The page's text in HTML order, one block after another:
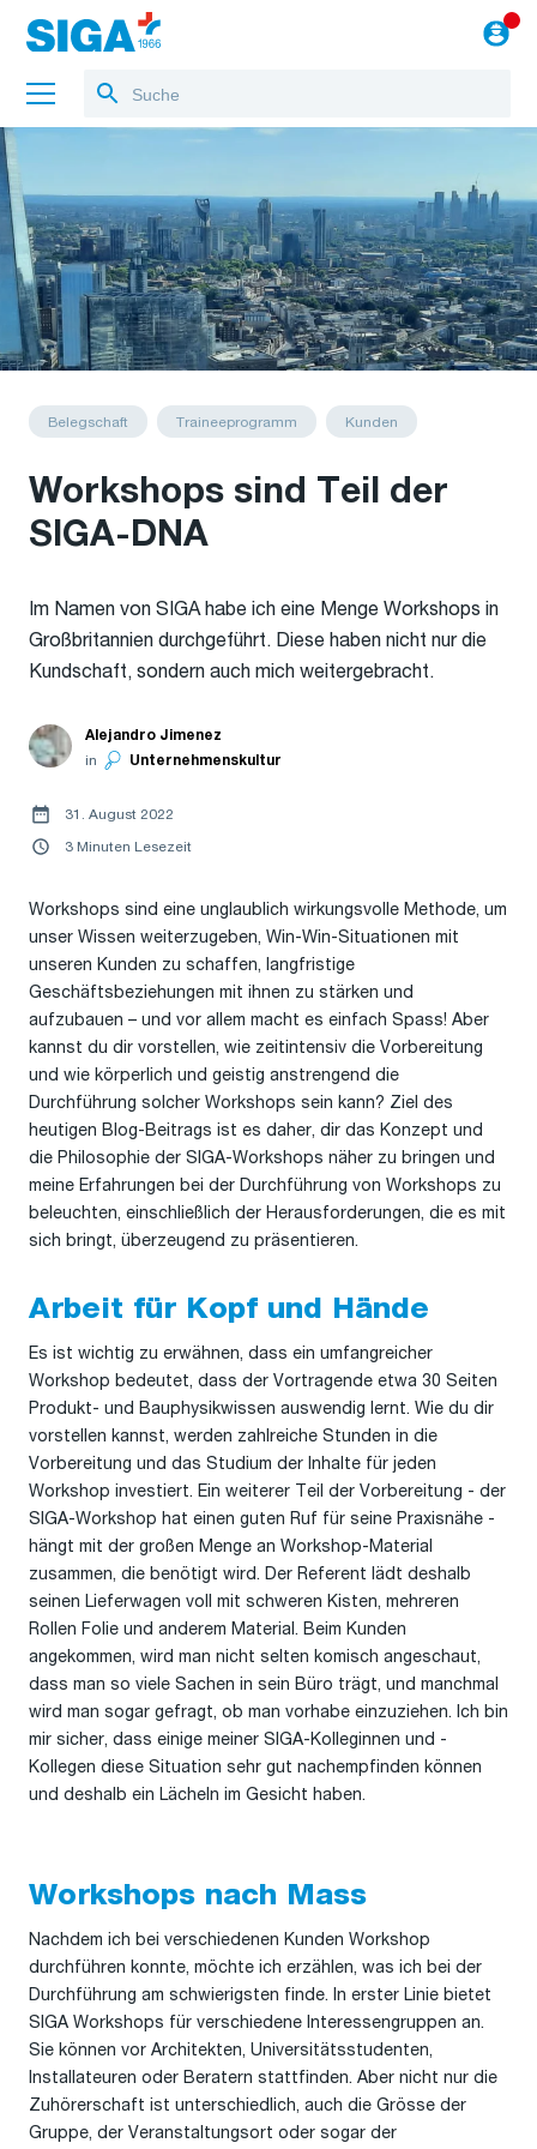
Über uns
Referenzen
Jobs
Blog
Belegschaft Traineeprogramm Kunden
Workshops sind Teil der
SIGA-DNA
Im Namen von SIGA habe ich eine Menge Workshops in
Großbritannien durchgeführt. Diese haben nicht nur die
Kundschaft, sondern auch mich weitergebracht.
Alejandro Jimenez
in
Unternehmenskultur
31. August 2022
3 Minuten Lesezeit
Workshops sind eine unglaublich wirkungsvolle Methode, um
unser Wissen weiterzugeben, Win-Win-Situationen mit
unseren Kunden zu schaffen, langfristige
Geschäftsbeziehungen mit ihnen zu stärken und
aufzubauen – und vor allem macht es einfach Spass! Aber
kannst du dir vorstellen, wie zeitintensiv die Vorbereitung
und wie körperlich und geistig anstrengend die
Durchführung solcher Workshops sein kann? Ziel des
heutigen Blog-Beitrags ist es daher, dir das Konzept und
die Philosophie der SIGA-Workshops näher zu bringen und
meine Erfahrungen bei der Durchführung von Workshops zu
beleuchten, einschließlich der Herausforderungen, die es mit
sich bringt, überzeugend zu präsentieren.
Arbeit für Kopf und Hände
Es ist wichtig zu erwähnen, dass ein umfangreicher
Workshop bedeutet, dass der Vortragende etwa 30 Seiten
Produkt- und Bauphysikwissen auswendig lernt. Wie du dir
vorstellen kannst, werden zahlreiche Stunden in die
Vorbereitung und das Studium der Inhalte für jeden
Workshop investiert. Ein weiterer Teil der Vorbereitung - der
SIGA-Workshop hat einen guten Ruf für seine Praxisnähe -
hängt mit der großen Menge an Workshop-Material
zusammen, die benötigt wird. Der Referent lädt deshalb
seinen Lieferwagen voll mit schweren Kisten, mehreren
Rollen Folie und anderem Material. Beim Kunden
angekommen, wird man nicht selten komisch angeschaut,
dass man so viele Sachen in sein Büro trägt, und manchmal
wird man sogar gefragt, ob man vorhabe einzuziehen. Ich bin
mir sicher, dass einige meiner SIGA-Kolleginnen und -
Kollegen diese Situation sehr gut nachempfinden können
und deshalb ein Lächeln im Gesicht haben.
Workshops nach Mass
Nachdem ich bei verschiedenen Kunden Workshop
durchführen konnte, möchte ich erzählen, was ich bei der
Durchführung am schwierigsten finde. In erster Linie bietet
SIGA Workshops für verschiedene Interessengruppen an.
Sie können vor Architekten, Universitätsstudenten,
Installateuren oder Beratern stattfinden. Aber nicht nur die
Zuhörerschaft ist unterschiedlich, auch die Grösse der
Gruppe, der Veranstaltungsort oder sogar der